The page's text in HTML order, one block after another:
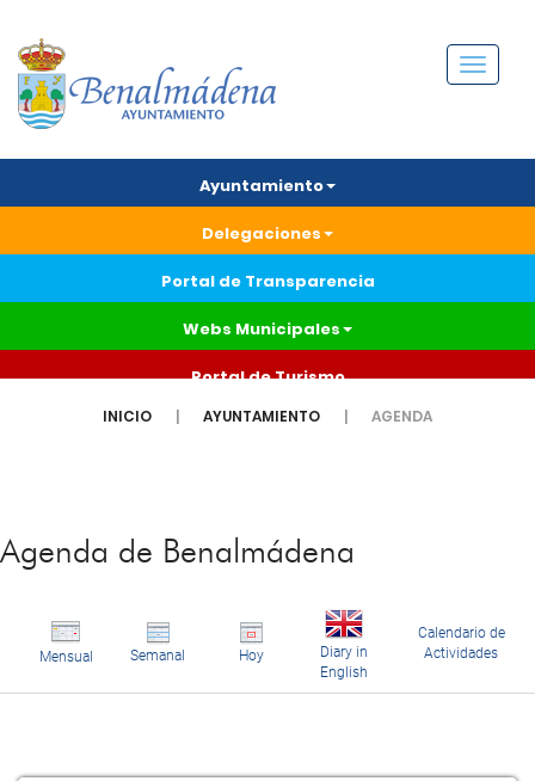
Menú
Ayuntamiento
Delegaciones
Portal de Transparencia
Webs Municipales
Portal de Turismo
INICIO AYUNTAMIENTO AGENDA
Agenda de Benalmádena
Mensual Semanal Hoy
Diary in
English
Calendario de
Actividades